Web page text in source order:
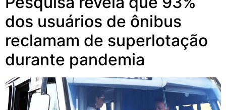
dos usuários de ônibus
reclamam de superlotação
durante pandemia